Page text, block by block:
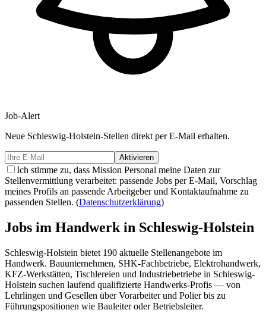
Job-Alert
Neue Schleswig-Holstein-Stellen direkt per E-Mail erhalten.
Aktivieren
Ich stimme zu, dass Mission Personal meine Daten zur
Stellenvermittlung verarbeitet: passende Jobs per E-Mail, Vorschlag
meines Profils an passende Arbeitgeber und Kontaktaufnahme zu
passenden Stellen. (Datenschutzerklärung)
Jobs im Handwerk in Schleswig-Holstein
Schleswig-Holstein bietet 190 aktuelle Stellenangebote im
Handwerk. Bauunternehmen, SHK-Fachbetriebe, Elektrohandwerk,
KFZ-Werkstätten, Tischlereien und Industriebetriebe in Schleswig-
Holstein suchen laufend qualifizierte Handwerks-Profis — von
Lehrlingen und Gesellen über Vorarbeiter und Polier bis zu
Führungspositionen wie Bauleiter oder Betriebsleiter.